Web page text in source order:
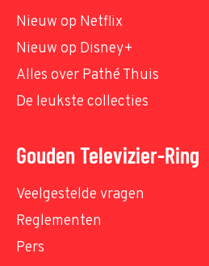
Nieuw op Netflix
Nieuw op Disney+
Alles over Pathé Thuis
De leukste collecties
Gouden Televizier-Ring
Veelgestelde vragen
Reglementen
Pers